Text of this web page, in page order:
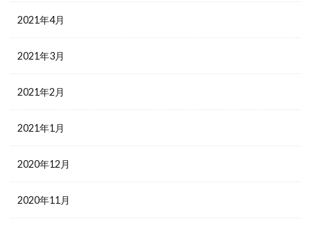
2021年4月
2021年3月
2021年2月
2021年1月
2020年12月
2020年11月